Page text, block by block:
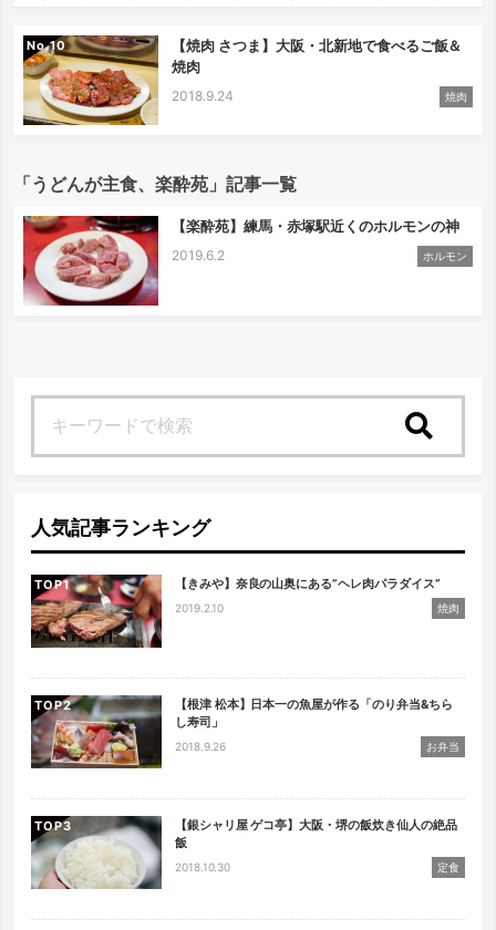
No.
【焼肉 さつま】大阪・北新地で食べるご飯＆
焼肉
2018.9.24 焼肉
「うどんが主食、楽酔苑」記事一覧
【楽酔苑】練馬・赤塚駅近くのホルモンの神
2019.6.2 ホルモン
人気記事ランキング
TOP 【きみや】奈良の山奥にある”ヘレ肉パラダイス”
2019.2.10 焼肉
TOP
【根津 松本】日本一の魚屋が作る「のり弁当&ちら
し寿司」
2018.9.26 お弁当
TOP
【銀シャリ屋 ゲコ亭】大阪・堺の飯炊き仙人の絶品
飯
2018.10.30 定食